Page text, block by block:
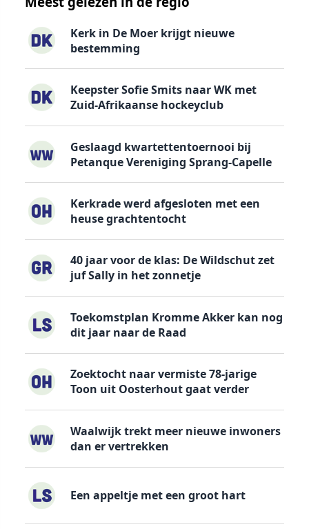
Kerk in De Moer krijgt nieuwe
bestemming
Keepster Sofie Smits naar WK met
Zuid-Afrikaanse hockeyclub
Geslaagd kwartettentoernooi bij
Petanque Vereniging Sprang-Capelle
Kerkrade werd afgesloten met een
heuse grachtentocht
40 jaar voor de klas: De Wildschut zet
juf Sally in het zonnetje
Toekomstplan Kromme Akker kan nog
dit jaar naar de Raad
Zoektocht naar vermiste 78-jarige
Toon uit Oosterhout gaat verder
Waalwijk trekt meer nieuwe inwoners
dan er vertrekken
Een appeltje met een groot hart